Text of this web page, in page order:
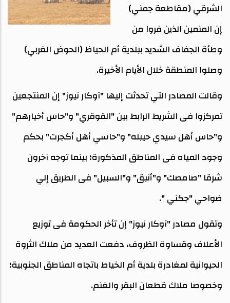
الشرقي (مقاطعة جمني)
إن المنمين الذين فروا من
وطأة الجفاف الشديد ببلدية أم الحياظ (الحوض الغربي)
وصلوا المنطقة خلال الأيام الأخيرة.
وقالت المصادر التي تحدثت إليها "آوكار نيوز" إن المنتجعين
تمركزوا فى الشريط الرابط بين "القوقري" و"حاس أخيارهم"
و"حاس أهل سيدي حيبله" و"حاسي أهل أكجرت" بحكم
وجود المياه فى المناطق المذكورة؛ بينما توجه آخرون
شرقا "صامصك" و"أنبق" و"السبيل" فى الطريق إلي
ضواحي "جكني ".
وتقول مصادر "آوكار نيوز" إن تأخر الحكومة فى توزيع
الأعلاف وقساوة الظروف، دفعت العديد من ملاك الثروة
الحيوانية لمغادرة بلدية أم الخياط باتجاه المناطق الجنوبية؛
وخصوصا ملاك قطعان البقر والغنم.